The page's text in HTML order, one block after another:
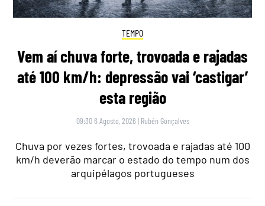
TEMPO
Vem aí chuva forte, trovoada e rajadas
até 100 km/h: depressão vai ‘castigar’
esta região
09:30 6 Agosto, 2026 | Rubén Gonçalves
Chuva por vezes fortes, trovoada e rajadas até 100
km/h deverão marcar o estado do tempo num dos
arquipélagos portugueses